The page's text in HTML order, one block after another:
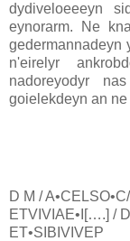
dydiveloeeeyn
eynorarm. Ne
gedermannadeyn
n'eirelyr
nadoreyodyr
goielekdeyn an
D M /
ETVIVIAE•I[….] /
ET•SIBIVIVEP